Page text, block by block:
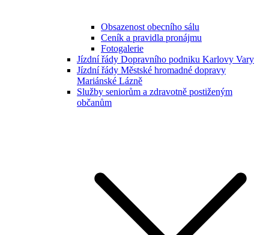
Obsazenost obecního sálu
Ceník a pravidla pronájmu
Fotogalerie
Jízdní řády Dopravního podniku Karlovy Vary
Jízdní řády Městské hromadné dopravy
Mariánské Lázně
Služby seniorům a zdravotně postiženým
občanům